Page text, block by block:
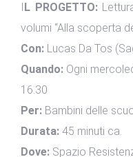
IL PROGETTO:
volumi “Alla scoperta
Con: Lucas Da Tos
Quando: Ogni
16.30
Per: Bambini delle
Durata: 45 minuti ca.
Dove: Spazio